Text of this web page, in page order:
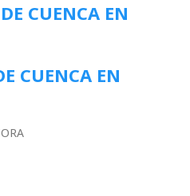
CUENCA EN
CUENCA EN